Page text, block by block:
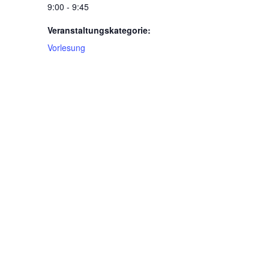
9:00 - 9:45
Veranstaltungskategorie:
Vorlesung